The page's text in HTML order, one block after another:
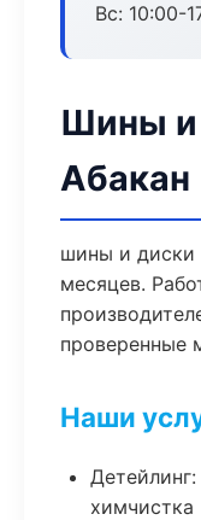
Вс: 10:00-
Шины и
Абакан
шины и диски
месяцев.
проверенные
Наши
химчистка